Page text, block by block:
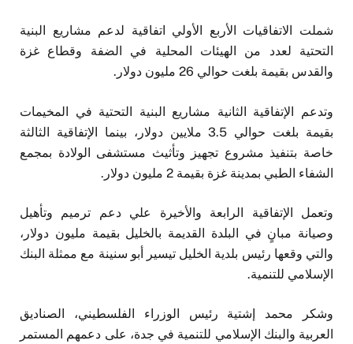
شملت الاتفاقيات الأربع الأولي اتفاقية لدعم مشاريع البنية
التحتية لعدد من الهيئات المحلية في الضفة وقطاع غزة
والقدس بقيمة بلغت حوالي 26 مليون دولار.
وتدعم الإتفاقية الثانية مشاريع البنية التحتية في المخيمات
بقيمة بلغت حوالي 3.5 ملايين دولار، بينما الإتفاقية الثالثة
خاصة بتنفيذ مشروع تجهيز وتأثيث مستشفى الولادة بمجمع
الشفاء الطبي بمدينة غزة بقيمة 2 مليون دولار.
وتعمل الإتفاقية الرابعة والأخيرة علي دعم ترميم وتأهيل
وصيانة مبانٍ في البلدة القديمة بالخليل بقيمة مليون دولار،
والتي وقعها رئيس بلدية الخليل تيسير أبو سنينة مع ممثلة البنك
الإسلامي للتنمية.
وشكر محمد إشتية رئيس الوزراء الفلسطيني، الصناديق
العربية والبنك الإسلامي للتنمية في جدة، على دعمهم المستمر